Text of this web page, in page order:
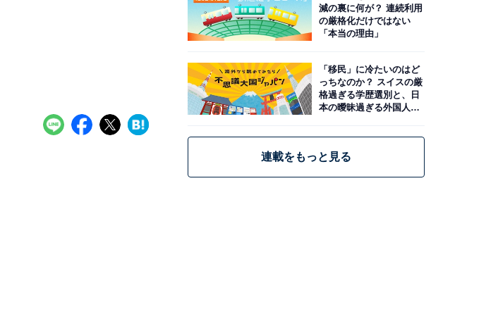
減の裏に何が？ 連続利用
の厳格化だけではない
「本当の理由」
「移民」に冷たいのはど
っちなのか？ スイスの厳
格過ぎる学歴選別と、日
本の曖昧過ぎる外国人政
連載をもっと見る